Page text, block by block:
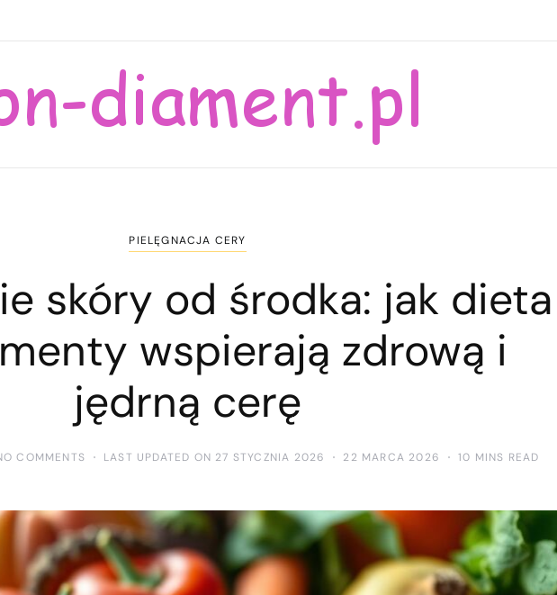
PIELĘGNACJA CERY
skóry od środka: jak dieta
wspierają zdrową i
jędrną cerę
COMMENTS LAST UPDATED ON 27 STYCZNIA 2026 22 MARCA 2026 10 MINS READ